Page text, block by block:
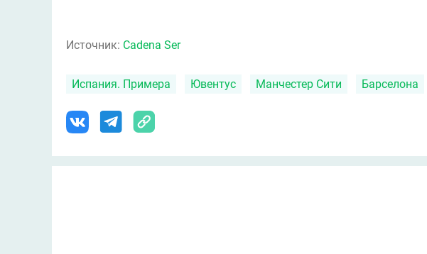
Источник: Cadena Ser
Испания. Примера Ювентус Манчестер Сити Барселона